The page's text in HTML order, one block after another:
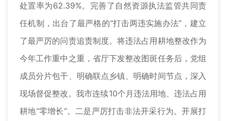
处置率为62.39%。完善了自然资源执法监管共同责
任机制，出台了最严格的“打击两违实施办法”，建立
了最严厉的问责追责制度。将违法占用耕地整改作为
今年工作重中之重，省厅下发整改图斑任务后，党组
成员分片包干、明确联点乡镇、明确时间节点，深入
现场督促整改。我市连续10个月违法用地、违法占用
耕地“零增长”。二是严厉打击非法开采行为。开展打